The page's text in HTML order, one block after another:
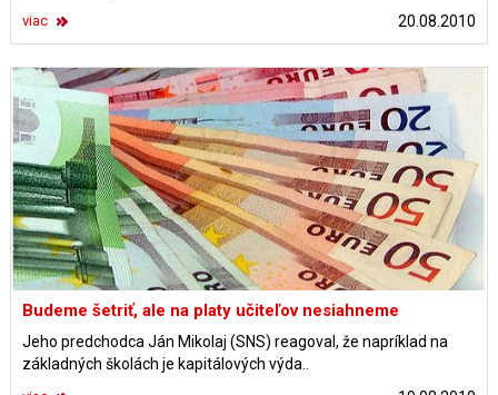
20.08.2010
viac
Budeme šetriť, ale na platy učiteľov nesiahneme
Jeho predchodca Ján Mikolaj (SNS) reagoval, že napríklad na
základných školách je kapitálových výda..